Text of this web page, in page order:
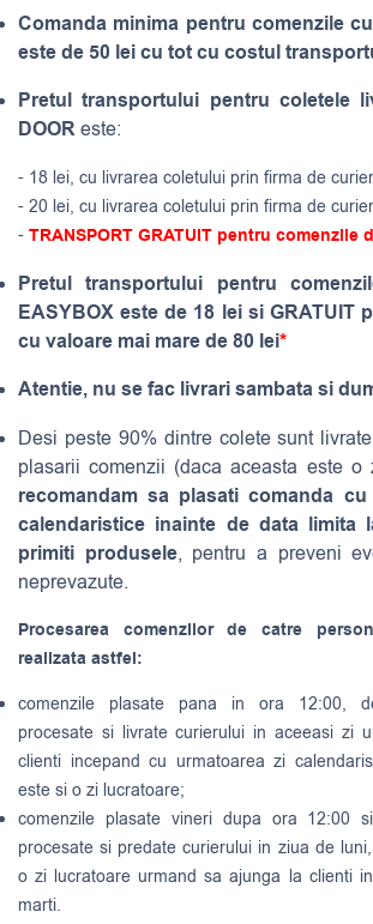
Comanda minima pentru comenzile
este de 50 lei cu tot cu costul
Pretul transportului pentru coletele
DOOReste:
- 18 lei, cu livrarea coletului prin firma de
- 20 lei, cu livrarea coletului prin firma de
- TRANSPORT GRATUIT pentru comenzile
Pretul transportului pentru
EASYBOX este de 18 lei si GRATUIT
cu valoare mai mare de 80 lei*
Atentie, nu se fac livrari sambata si
Desi peste 90% dintre colete sunt
plasarii comenzii (daca aceasta este o
recomandam sa plasati comanda
calendaristice inainte de data limita
primiti produsele, pentru a preveni
neprevazute.
Procesarea comenzilor de catre
realizata astfel:
comenzile plasate pana in ora 12:00,
procesate si livrate curierului in aceeasi zi
clienti incepand cu urmatoarea zi
este si o zi lucratoare;
comenzile plasate vineri dupa ora 12:00
procesate si predate curierului in ziua de
o zi lucratoare urmand sa ajunga la clienti
marti.